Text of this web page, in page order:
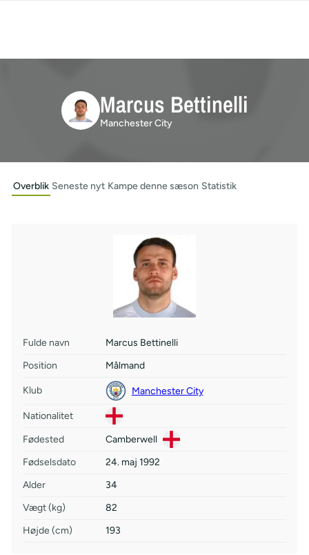
Marcus Bettinelli
Manchester City
Overblik Seneste nyt Kampe denne sæson Statistik
Fulde navn
Marcus Bettinelli
Position
Målmand
Klub Manchester City
Nationalitet
Fødested
Camberwell
Fødselsdato
24. maj 1992
Alder
34
Vægt (kg)
82
Højde (cm)
193